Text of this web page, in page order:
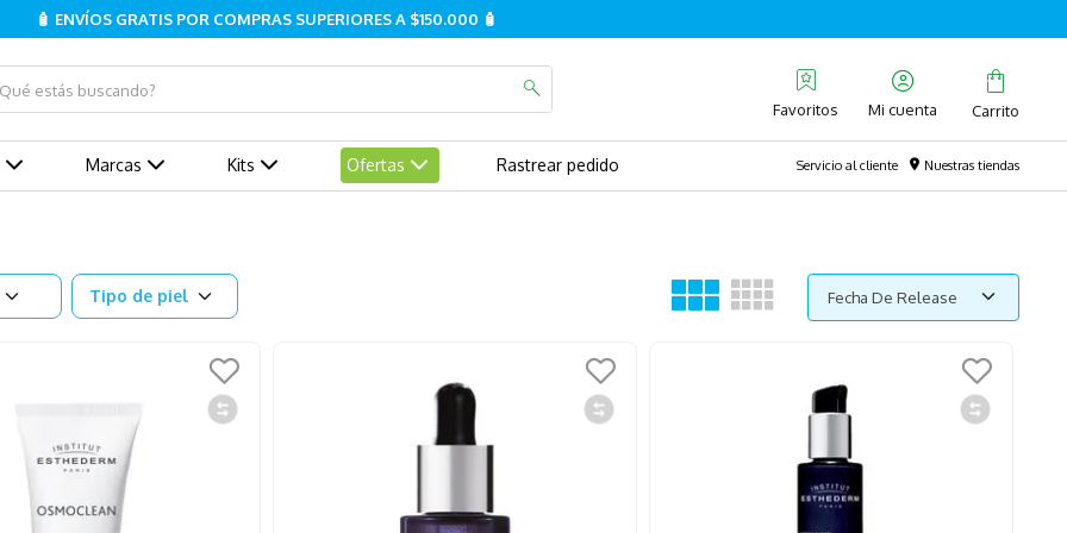
🧴 ENVÍOS GRATIS POR COMPRAS SUPERIORES A $150.000 🧴
estás buscando?
Favoritos
Marcas Kits Ofertas Rastrear pedido Servicio al cliente Nuestras tiendas
Tipo de piel Fecha De Release